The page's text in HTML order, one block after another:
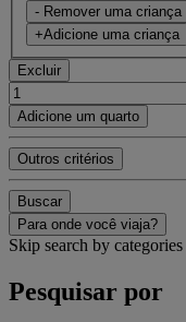
- Remover uma criança
+Adicione uma criança
Excluir
Adicione um quarto
Outros critérios
Buscar
Para onde você viaja?
Skip search by categories
Pesquisar por